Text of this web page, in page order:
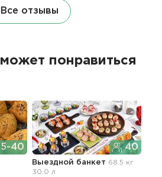
Все отзывы
понравиться
40 40
Выездной банкет 68.5 кг
30.0 л